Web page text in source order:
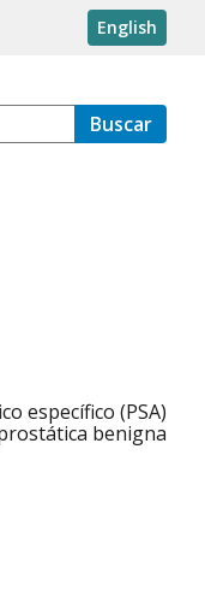
English
Buscar
específico (PSA)
benigna